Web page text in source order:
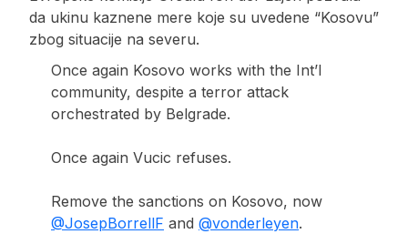
da ukinu kaznene mere koje su uvedene “Kosovu”
zbog situacije na severu.
Once again Kosovo works with the Int’l
community, despite a terror attack
orchestrated by Belgrade.
Once again Vucic refuses.
Remove the sanctions on Kosovo, now
@JosepBorrellF and @vonderleyen.